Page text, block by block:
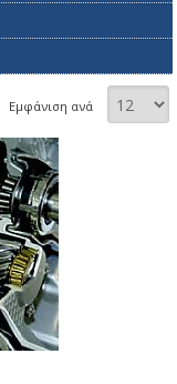
Εμφάνιση ανά